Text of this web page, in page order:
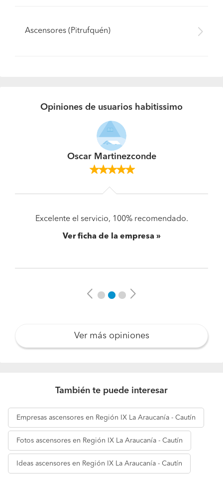
Ascensores (Pitrufquén)
Opiniones de usuarios habitissimo
Oscar Martinezconde
Excelente el servicio, 100% recomendado.
Ver ficha de la empresa
Previous Next
Ver más opiniones
También te puede interesar
Empresas ascensores en Región IX La Araucanía - Cautín
Fotos ascensores en Región IX La Araucanía - Cautín
Ideas ascensores en Región IX La Araucanía - Cautín